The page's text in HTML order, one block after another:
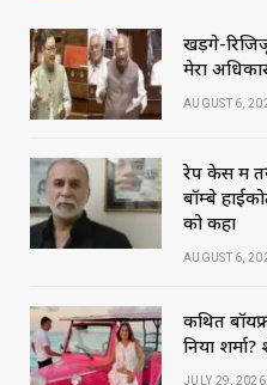
खड़गे-
मेरा
AUGUST 6,
रेप केस में
बॉम्बे
को कहा
AUGUST 6,
कथित
निया
JULY 29, 2026